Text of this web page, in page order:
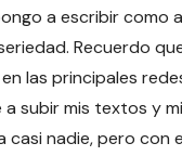
a escribir como
Recuerdo
las principales
subir mis textos y
casi nadie, pero con